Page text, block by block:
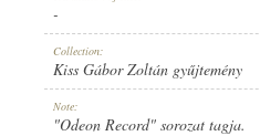
RECORD NUMBER:
-
Collection:
Kiss Gábor Zoltán gyűjtemény
Note:
"Odeon Record" sorozat tagja.